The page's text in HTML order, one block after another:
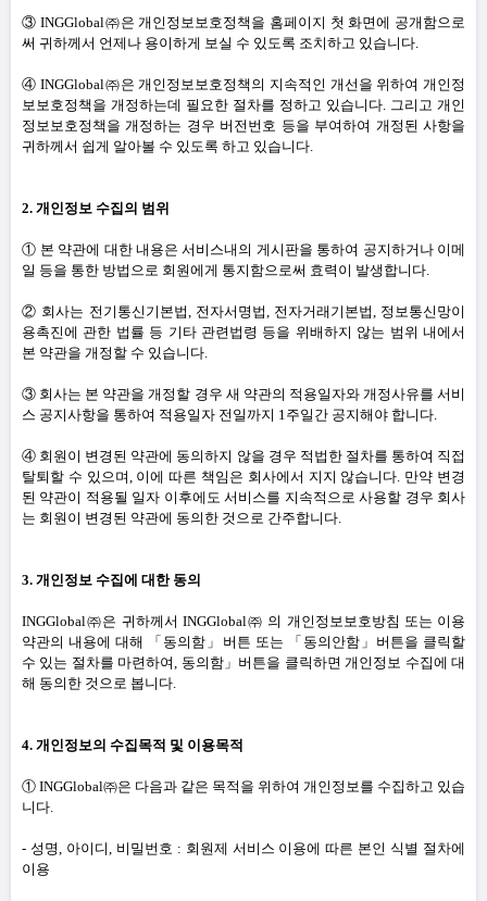
③ INGGlobal㈜은 개인정보보호정책을 홈페이지 첫 화면에 공개함으로
써 귀하께서 언제나 용이하게 보실 수 있도록 조치하고 있습니다.
④ INGGlobal㈜은 개인정보보호정책의 지속적인 개선을 위하여 개인정
보보호정책을 개정하는데 필요한 절차를 정하고 있습니다. 그리고 개인
정보보호정책을 개정하는 경우 버전번호 등을 부여하여 개정된 사항을
귀하께서 쉽게 알아볼 수 있도록 하고 있습니다.
2. 개인정보 수집의 범위
① 본 약관에 대한 내용은 서비스내의 게시판을 통하여 공지하거나 이메
일 등을 통한 방법으로 회원에게 통지함으로써 효력이 발생합니다.
② 회사는 전기통신기본법, 전자서명법, 전자거래기본법, 정보통신망이
용촉진에 관한 법률 등 기타 관련법령 등을 위배하지 않는 범위 내에서
본 약관을 개정할 수 있습니다.
③ 회사는 본 약관을 개정할 경우 새 약관의 적용일자와 개정사유를 서비
스 공지사항을 통하여 적용일자 전일까지 1주일간 공지해야 합니다.
④ 회원이 변경된 약관에 동의하지 않을 경우 적법한 절차를 통하여 직접
탈퇴할 수 있으며, 이에 따른 책임은 회사에서 지지 않습니다. 만약 변경
된 약관이 적용될 일자 이후에도 서비스를 지속적으로 사용할 경우 회사
는 회원이 변경된 약관에 동의한 것으로 간주합니다.
3. 개인정보 수집에 대한 동의
INGGlobal㈜은 귀하께서 INGGlobal㈜ 의 개인정보보호방침 또는 이용
약관의 내용에 대해 「동의함」버튼 또는 「동의안함」버튼을 클릭할
수 있는 절차를 마련하여, 동의함」버튼을 클릭하면 개인정보 수집에 대
해 동의한 것으로 봅니다.
4. 개인정보의 수집목적 및 이용목적
① INGGlobal㈜은 다음과 같은 목적을 위하여 개인정보를 수집하고 있습
니다.
- 성명, 아이디, 비밀번호 : 회원제 서비스 이용에 따른 본인 식별 절차에
이용